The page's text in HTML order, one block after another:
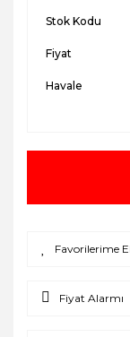
Stok Kodu
Fiyat
Havale
Fiyat Alarmı